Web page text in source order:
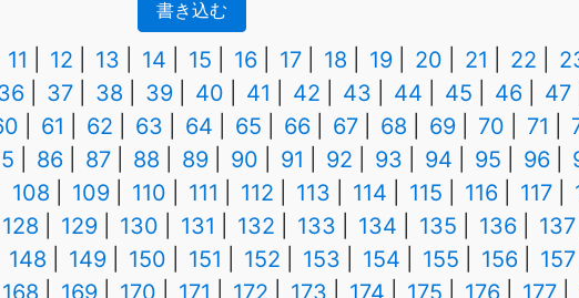
書き込む
11 12 13 14 15 16 17 18 19 20 21 22
37 38 39 40 41 42 43 44 45 46 47
61 62 63 64 65 66 67 68 69 70 71
86 87 88 89 90 91 92 93 94 95 96
108
109 110 111 112 113 114 115 116 117
128
129 130 131 132 133 134 135 136 137
148
149 150 151 152 153 154 155 156 157
168
169 170 171 172 173 174 175 176 177